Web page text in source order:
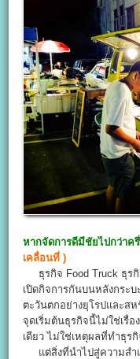
หากจัดการดีมีชัยไปกว่าค
เคลื่อนที่ )
ธุรกิจ Food Truck ธุร
เปิดกิจการกันบนหลังกระ
ตะวันตกอย่างยุโรปและส
จุดเริ่มต้นธุรกิจนี้ไม่ใช่เรื่อ
เดียว ไม่ใช่เหตุผลที่ทำธุร
แต่สิ่งที่นำไปสู่ความสำ